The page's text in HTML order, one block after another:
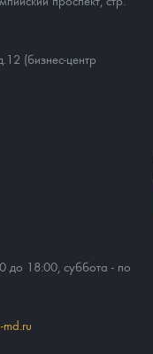
(бизнес-центр
до 18:00, суббота - по
md.ru